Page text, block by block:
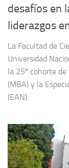
desafíos en
liderazgos
La Facultad de
Universidad
la 25º cohorte
(MBA) y la
(EAN).